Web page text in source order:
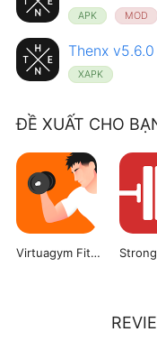
APK MOD
Thenx v5.6.0
XAPK
ĐỀ XUẤT CHO
Virtuagym Fitness